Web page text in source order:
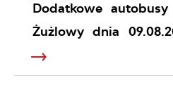
Dodatkowe
Żużlowy dnia